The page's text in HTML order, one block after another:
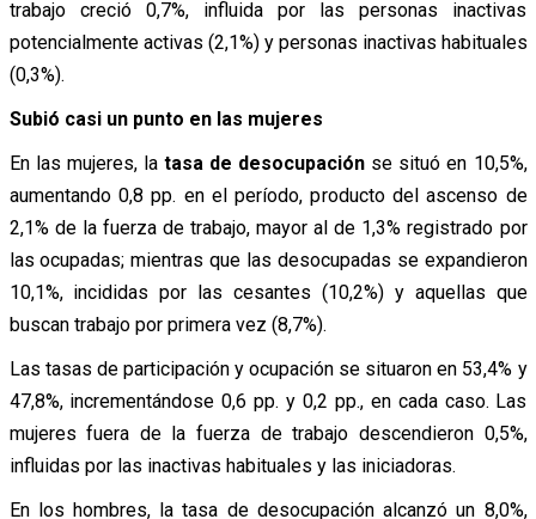
trabajo creció 0,7%, influida por las personas inactivas
potencialmente activas (2,1%) y personas inactivas habituales
(0,3%).
Subió casi un punto en las mujeres
En las mujeres, la tasa de desocupación se situó en 10,5%,
aumentando 0,8 pp. en el período, producto del ascenso de
2,1% de la fuerza de trabajo, mayor al de 1,3% registrado por
las ocupadas; mientras que las desocupadas se expandieron
10,1%, incididas por las cesantes (10,2%) y aquellas que
buscan trabajo por primera vez (8,7%).
Las tasas de participación y ocupación se situaron en 53,4% y
47,8%, incrementándose 0,6 pp. y 0,2 pp., en cada caso. Las
mujeres fuera de la fuerza de trabajo descendieron 0,5%,
influidas por las inactivas habituales y las iniciadoras.
En los hombres, la tasa de desocupación alcanzó un 8,0%,